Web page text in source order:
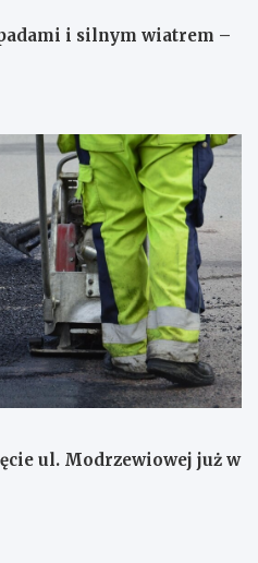
i silnym wiatrem –
ul. Modrzewiowej już w